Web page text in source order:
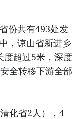
份共有493处发
，谅山省新进乡
度超过5米，深度
全转移下游全部
化省2人），4